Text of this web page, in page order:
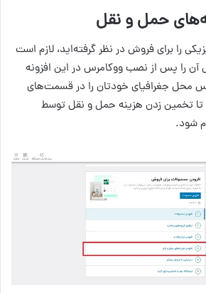
را برای فروش در نظر گرفته‌اید، لازم است
را پس از نصب ووکامرس در این افزونه
محل جغرافیای خودتان را در قسمت‌های
تخمین زدن هزینه حمل و نقل توسط
شود.